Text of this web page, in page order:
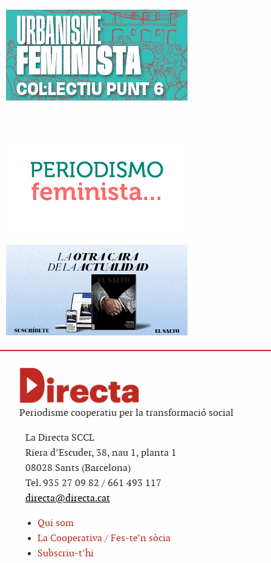
Periodisme cooperatiu per la transformació social
La Directa SCCL
Riera d’Escuder, 38, nau 1, planta 1
08028 Sants (Barcelona)
Tel. 935 27 09 82 / 661 493 117
directa@directa.cat
Qui som
La Cooperativa / Fes-te’n sòcia
Subscriu-t’hi